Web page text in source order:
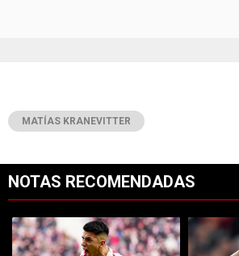
MATÍAS KRANEVITTER
NOTAS RECOMENDADAS
Un artículo de tendencia con el títuloUn